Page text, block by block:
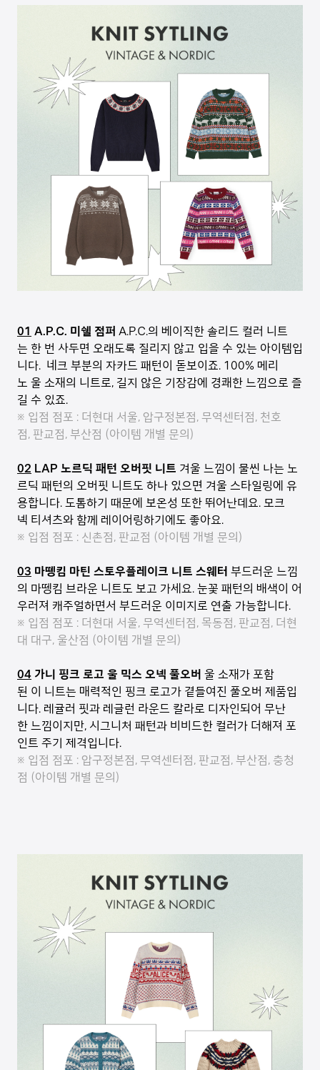
01 A.P.C. 미쉘 점퍼 A.P.C.의 베이직한 솔리드 컬러 니트
는 한 번 사두면 오래도록 질리지 않고 입을 수 있는 아이템입
니다. 네크 부분의 자카드 패턴이 돋보이죠. 100% 메리
노 울 소재의 니트로, 길지 않은 기장감에 경쾌한 느낌으로 즐
길 수 있죠.
※ 입점 점포 : 더현대 서울, 압구정본점, 무역센터점, 천호
점, 판교점, 부산점 (아이템 개별 문의)
02 LAP 노르딕 패턴 오버핏 니트 겨울 느낌이 물씬 나는 노
르딕 패턴의 오버핏 니트도 하나 있으면 겨울 스타일링에 유
용합니다. 도톰하기 때문에 보온성 또한 뛰어난데요. 모크
넥 티셔츠와 함께 레이어링하기에도 좋아요.
※ 입점 점포 : 신촌점, 판교점 (아이템 개별 문의)
03 마뗑킴 마틴 스토우플레이크 니트 스웨터 부드러운 느낌
의 마뗑킴 브라운 니트도 보고 가세요. 눈꽃 패턴의 배색이 어
우러져 캐주얼하면서 부드러운 이미지로 연출 가능합니다.
※ 입점 점포 : 더현대 서울, 무역센터점, 목동점, 판교점, 더현
대 대구, 울산점 (아이템 개별 문의)
04 가니 핑크 로고 울 믹스 오넥 풀오버 울 소재가 포함
된 이 니트는 매력적인 핑크 로고가 곁들여진 풀오버 제품입
니다. 레귤러 핏과 레글런 라운드 칼라로 디자인되어 무난
한 느낌이지만, 시그니처 패턴과 비비드한 컬러가 더해져 포
인트 주기 제격입니다.
※ 입점 점포 : 압구정본점, 무역센터점, 판교점, 부산점, 충청
점 (아이템 개별 문의)